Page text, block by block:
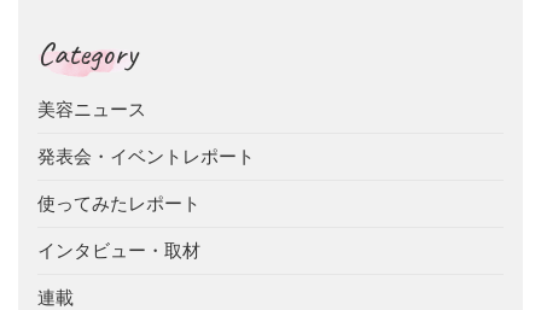
Category
美容ニュース
発表会・イベントレポート
使ってみたレポート
インタビュー・取材
連載